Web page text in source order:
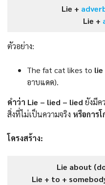
Lie +
Lie +
ตัวอย่าง:
The fat cat likes to lie
อาบแดด).
คำว่า Lie – lied – lied ยังมีค
สิ่งที่ไม่เป็นความจริง หรือการ
โครงสร้าง:
Lie about
Lie + to +